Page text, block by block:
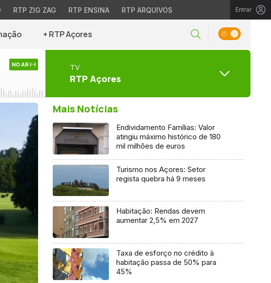
RTP ZIG ZAG RTP ENSINA RTP ARQUIVOS Entrar
+ RTP Açores
NO AR TV
RTP Açores
Mais Notícias
Endividamento Famílias: Valor
atingiu máximo histórico de 180
mil milhões de euros
Turismo nos Açores: Setor
regista quebra há 9 meses
Habitação: Rendas devem
aumentar 2,5% em 2027
Taxa de esforço no crédito à
habitação passa de 50% para
45%